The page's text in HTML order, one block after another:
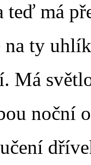
teď má
na ty
Má
noční